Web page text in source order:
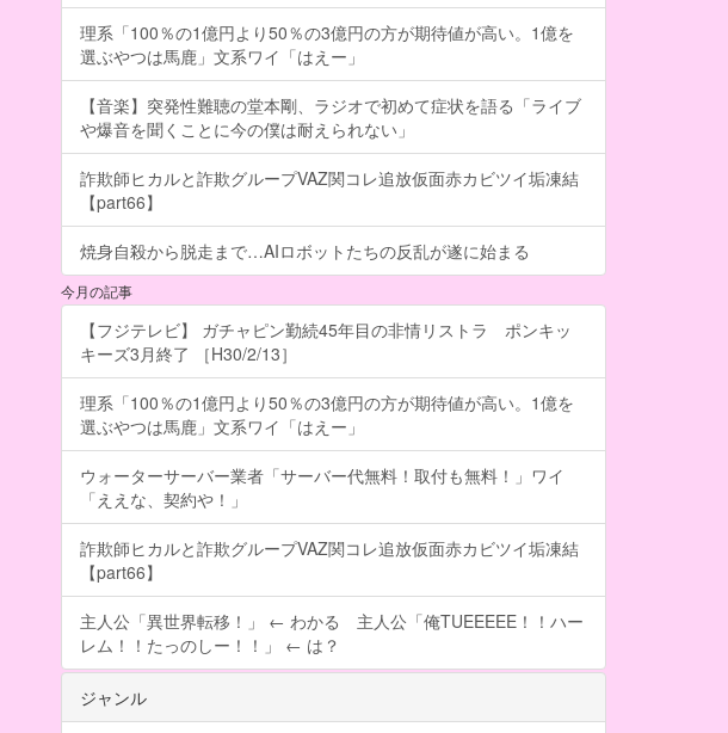
理系「100％の1億円より50％の3億円の方が期待値が高い。1億を
選ぶやつは馬鹿」文系ワイ「はえー」
【音楽】突発性難聴の堂本剛、ラジオで初めて症状を語る「ライブ
や爆音を聞くことに今の僕は耐えられない」
詐欺師ヒカルと詐欺グループVAZ関コレ追放仮面赤カビツイ垢凍結
【part66】
焼身自殺から脱走まで…AIロボットたちの反乱が遂に始まる
今月の記事
【フジテレビ】 ガチャピン勤続45年目の非情リストラ ポンキッ
キーズ3月終了 ［H30/2/13］
理系「100％の1億円より50％の3億円の方が期待値が高い。1億を
選ぶやつは馬鹿」文系ワイ「はえー」
ウォーターサーバー業者「サーバー代無料！取付も無料！」ワイ
「ええな、契約や！」
詐欺師ヒカルと詐欺グループVAZ関コレ追放仮面赤カビツイ垢凍結
【part66】
主人公「異世界転移！」 ← わかる 主人公「俺TUEEEEE！！ハー
レム！！たっのしー！！」 ← は？
ジャンル